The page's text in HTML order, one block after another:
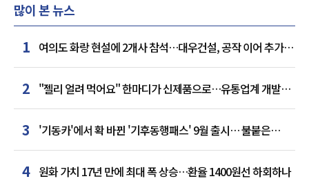
많이 본 뉴스
1 여의도 화랑 현설에 2개사 참석…대우건설, 공작 이어 추가
거점 확보하나
2 "젤리 얼려 먹어요" 한마디가 신제품으로…유통업계 개발실
된 SNS
3
'기동카'에서 확 바뀐 '기후동행패스' 9월 출시… 불붙은
카드사 경쟁
4 원화 가치 17년 만에 최대 폭 상승…환율 1400원선 하회하나